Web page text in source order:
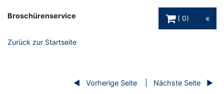
Broschürenservice
0
Zurück zur Startseite
Vorherige Seite Nächste Seite